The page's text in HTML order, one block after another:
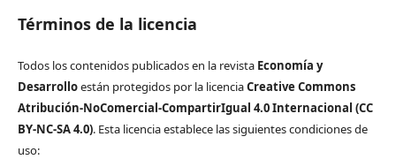
Términos de la licencia
Todos los contenidos publicados en la revista Economía y
Desarrolloestán protegidos por la licenciaCreative Commons
Atribución-NoComercial-CompartirIgual 4.0 Internacional (CC
BY-NC-SA 4.0). Esta licencia establece las siguientes condiciones de
uso: